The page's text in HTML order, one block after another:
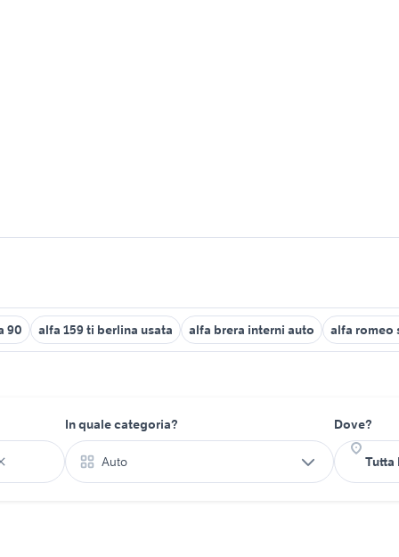
90 alfa 159 ti berlina usata alfa brera interni auto alfa romeo
In quale categoria?
Auto
Dove?